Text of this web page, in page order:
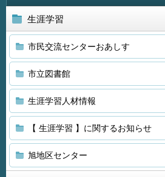
生涯学習
市民交流センターおあしす
市立図書館
生涯学習人材情報
【 生涯学習 】に関するお知らせ
旭地区センター